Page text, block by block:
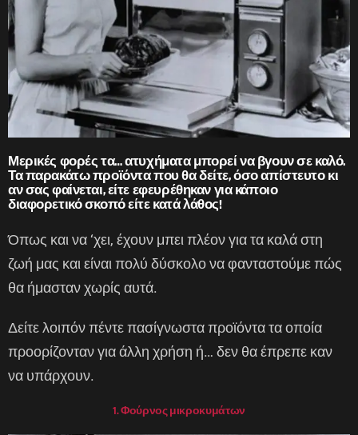
Μερικές φορές τα… ατυχήματα μπορεί να βγουν σε καλό.
Τα παρακάτω προϊόντα που θα δείτε, όσο απίστευτο κι
αν σας φαίνεται, είτε εφευρέθηκαν για κάποιο
διαφορετικό σκοπό είτε κατά λάθος!
Όπως και να ‘χει, έχουν μπει πλέον για τα καλά στη
ζωή μας και είναι πολύ δύσκολο να φανταστούμε πώς
θα ήμασταν χωρίς αυτά.
Δείτε λοιπόν πέντε πασίγνωστα προϊόντα τα οποία
προορίζονταν για άλλη χρήση ή… δεν θα έπρεπε καν
να υπάρχουν.
1. Φούρνος μικροκυμάτων